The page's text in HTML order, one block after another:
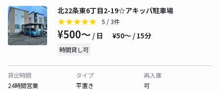
北22条東6丁目2-19☆アキッパ駐車場
5 / 3件
¥500〜 / 日 ¥50〜 / 15分
時間貸し可
貸出時間
24時間営業
タイプ
平置き
再入庫
可